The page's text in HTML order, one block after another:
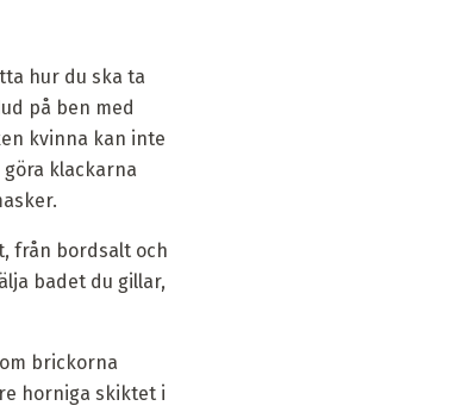
hur du ska ta
på ben med
kvinna kan inte
klackarna
från bordsalt och
badet du gillar,
brickorna
horniga skiktet i